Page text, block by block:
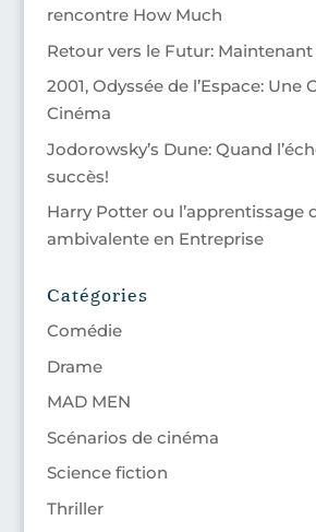
rencontre How Much
Retour vers le Futur:
2001, Odyssée de l’Espace: Une
Cinéma
Jodorowsky’s Dune: Quand
succès!
Harry Potter ou l’apprentissage
ambivalente en Entreprise
Catégories
Comédie
Drame
MAD MEN
Scénarios de cinéma
Science fiction
Thriller